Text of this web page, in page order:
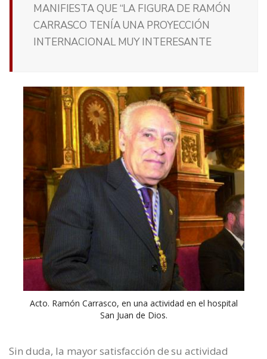
MANIFIESTA QUE “LA FIGURA DE RAMÓN
CARRASCO TENÍA UNA PROYECCIÓN
INTERNACIONAL MUY INTERESANTE
Acto. Ramón Carrasco, en una actividad en el hospital
San Juan de Dios.
Sin duda, la mayor satisfacción de su actividad